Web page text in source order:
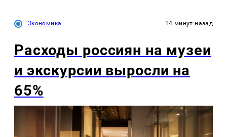
Экономика 14 минут назад
Расходы россиян на музеи
и экскурсии выросли на
65%